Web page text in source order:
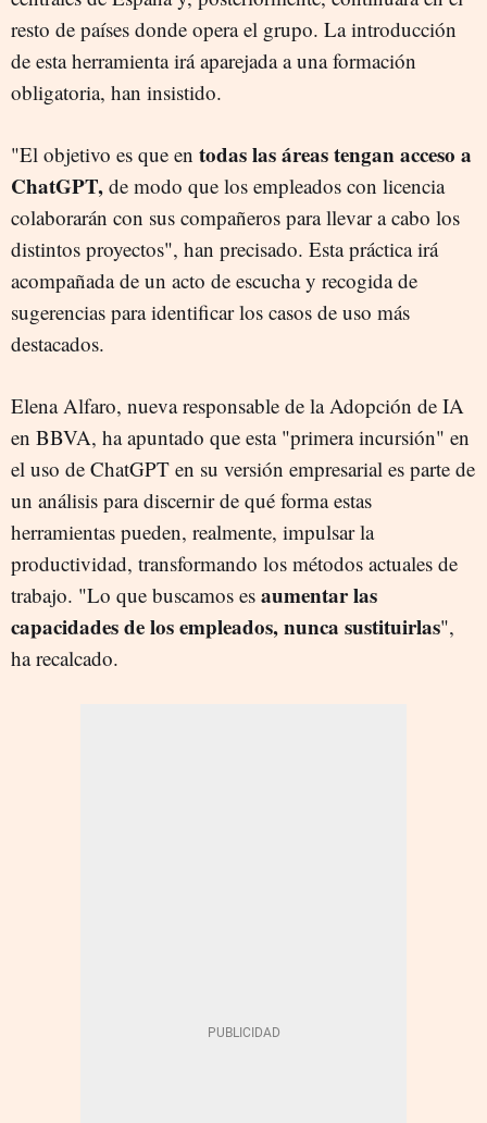
resto de países donde opera el grupo. La introducción
de esta herramienta irá aparejada a una formación
obligatoria, han insistido.
"El objetivo es que en todas las áreas tengan acceso a
ChatGPT, de modo que los empleados con licencia
colaborarán con sus compañeros para llevar a cabo los
distintos proyectos", han precisado. Esta práctica irá
acompañada de un acto de escucha y recogida de
sugerencias para identificar los casos de uso más
destacados.
Elena Alfaro, nueva responsable de la Adopción de IA
en BBVA, ha apuntado que esta "primera incursión" en
el uso de ChatGPT en su versión empresarial es parte de
un análisis para discernir de qué forma estas
herramientas pueden, realmente, impulsar la
productividad, transformando los métodos actuales de
trabajo. "Lo que buscamos es aumentar las
capacidades de los empleados, nunca sustituirlas",
ha recalcado.